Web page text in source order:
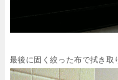
最後に固く絞った布で拭き取